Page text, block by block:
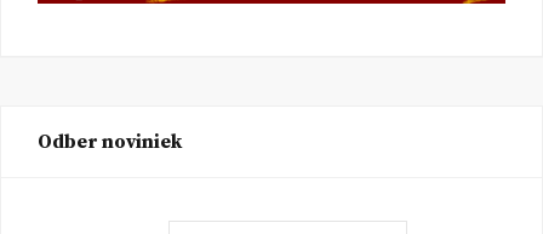
Odber noviniek